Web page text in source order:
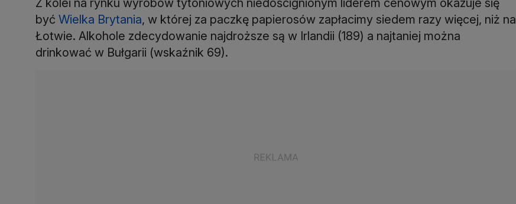
być Wielka Brytania, w której za paczkę papierosów zapłacimy siedem razy więcej, niż na
Łotwie. Alkohole zdecydowanie najdroższe są w Irlandii (189) a najtaniej można
drinkować w Bułgarii (wskaźnik 69).